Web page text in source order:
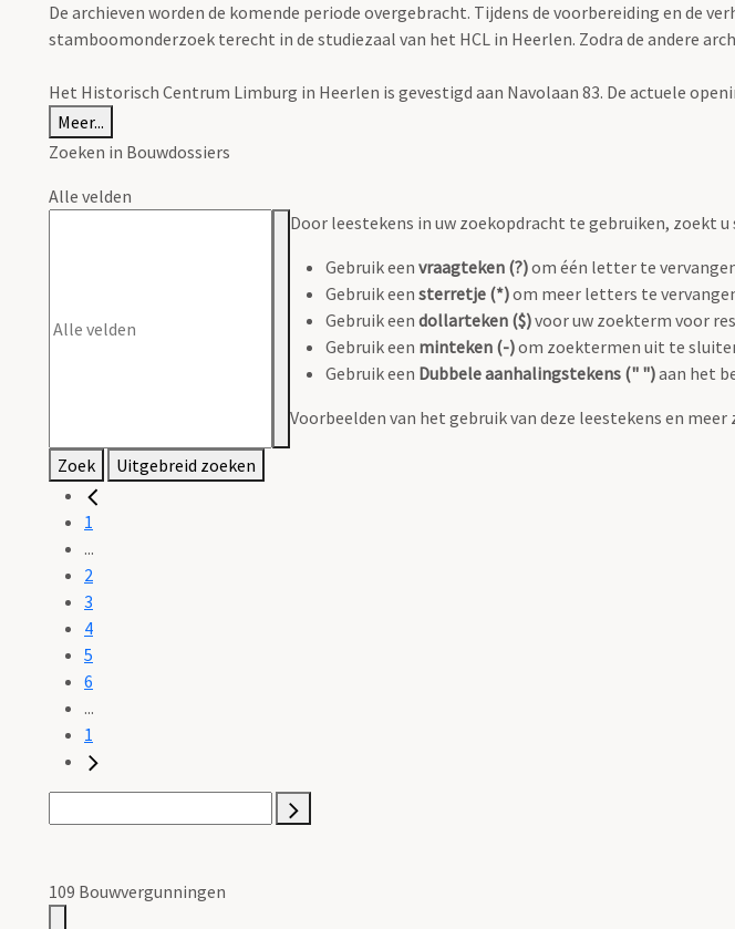
De archieven worden de komende periode overgebracht. Tijdens de voorbereiding en de
stamboomonderzoek terecht in de studiezaal van het HCL in Heerlen. Zodra de andere
Het Historisch Centrum Limburg in Heerlen is gevestigd aan Navolaan 83. De actuele
Meer...
Zoeken in Bouwdossiers
Alle velden
Door leestekens in uw zoekopdracht te gebruiken, zoekt
Gebruik een vraagteken (?)om één letter te
Gebruik een sterretje (*)om meer letters te
Gebruik een dollarteken ($)voor uw zoekterm voor
Gebruik een minteken (-)om zoektermen uit te
Gebruik een Dubbele aanhalingstekens (" ")aan het
Voorbeelden van het gebruik van deze leestekens en
Zoek Uitgebreid zoeken
1
...
2
3
4
5
6
...
1
109 Bouwvergunningen